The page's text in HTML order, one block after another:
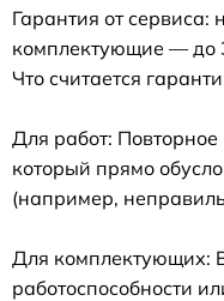
Гарантия от
комплектующие — до
Что считается
Для работ:
который прямо
(например,
Для комплектующих:
работоспособности